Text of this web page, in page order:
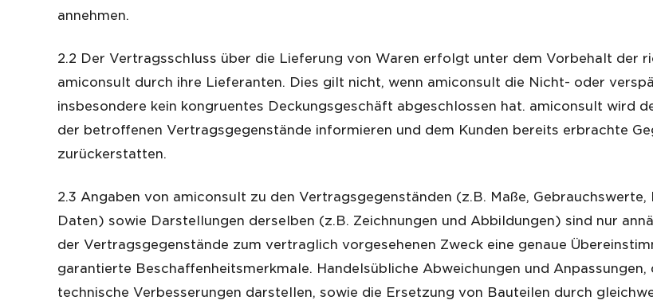
annehmen.
2.2 Der Vertragsschluss über die Lieferung von Waren erfolgt unter dem Vorbehalt der
amiconsult durch ihre Lieferanten. Dies gilt nicht, wenn amiconsult die Nicht- oder
insbesondere kein kongruentes Deckungsgeschäft abgeschlossen hat. amiconsult wird
der betroffenen Vertragsgegenstände informieren und dem Kunden bereits erbrachte
zurückerstatten.
2.3 Angaben von amiconsult zu den Vertragsgegenständen (z.B. Maße,
Daten) sowie Darstellungen derselben (z.B. Zeichnungen und Abbildungen) sind nur
der Vertragsgegenstände zum vertraglich vorgesehenen Zweck eine genaue
garantierte Beschaffenheitsmerkmale. Handelsübliche Abweichungen und
technische Verbesserungen darstellen, sowie die Ersetzung von Bauteilen durch